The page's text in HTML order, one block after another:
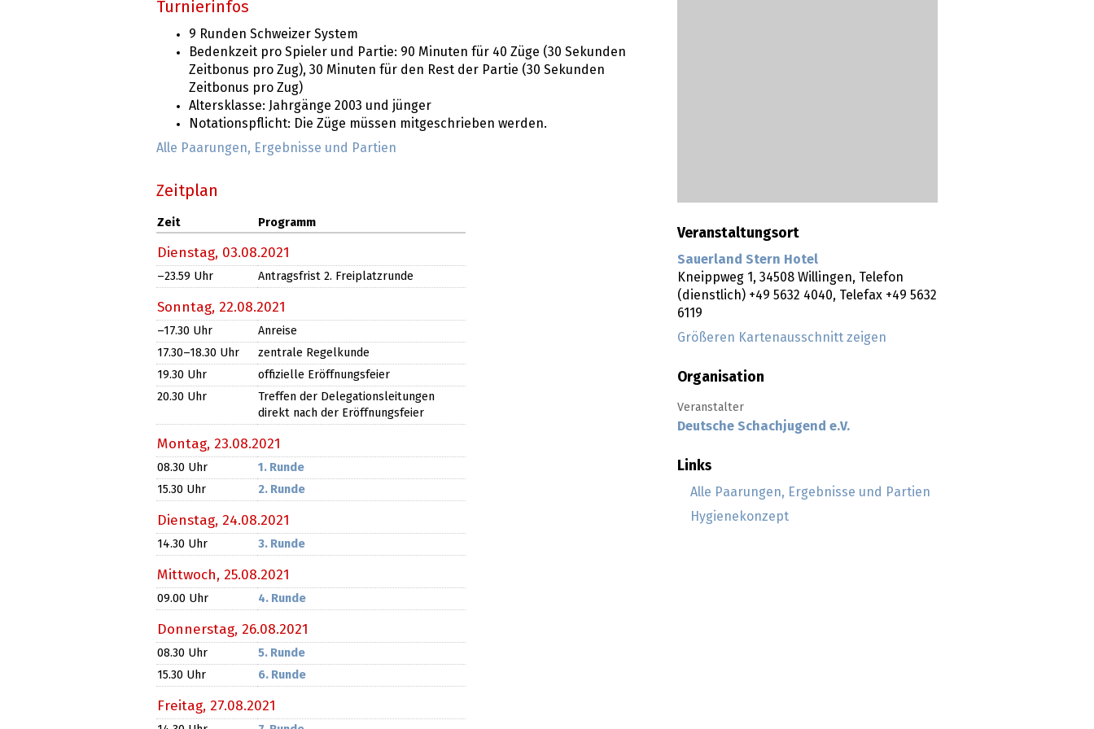
Veranstaltungsort
Sauerland Stern Hotel
Kneippweg 1, 34508 Willingen, Telefon
(dienstlich) +49 5632 4040, Telefax +49 5632
6119
Größeren Kartenausschnitt zeigen
Organisation
Veranstalter
Deutsche Schachjugend e.V.
Links
Alle Paarungen, Ergebnisse und Partien
Hygienekonzept
Turnierinfos
9 Runden Schweizer System
Bedenkzeit pro Spieler und Partie: 90 Minuten für 40 Züge (30 Sekunden
Zeitbonus pro Zug), 30 Minuten für den Rest der Partie (30 Sekunden
Zeitbonus pro Zug)
Altersklasse: Jahrgänge 2003 und jünger
Notationspflicht: Die Züge müssen mitgeschrieben werden.
Alle Paarungen, Ergebnisse und Partien
Zeitplan
Zeit Programm
Dienstag, 03.08.2021
–23.59 Uhr Antragsfrist 2. Freiplatzrunde
Sonntag, 22.08.2021
–17.30 Uhr
Anreise
17.30​–18.30 Uhr
zentrale Regelkunde
19.30 Uhr
offizielle Eröffnungsfeier
20.30 Uhr
Treffen der Delegationsleitungen
direkt nach der Eröffnungsfeier
Montag, 23.08.2021
08.30 Uhr
1. Runde
15.30 Uhr
2. Runde
Dienstag, 24.08.2021
14.30 Uhr 3. Runde
Mittwoch, 25.08.2021
09.00 Uhr 4. Runde
Donnerstag, 26.08.2021
08.30 Uhr
5. Runde
15.30 Uhr
6. Runde
Freitag, 27.08.2021